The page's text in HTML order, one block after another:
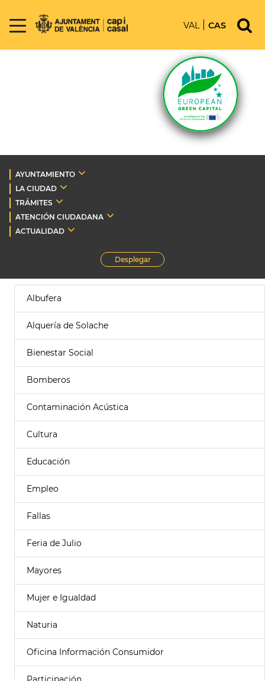
VAL CAS
AYUNTAMIENTO
LA CIUDAD
TRÁMITES
ATENCIÓN CIUDADANA
ACTUALIDAD
Desplegar
Albufera
Alquería de Solache
Bienestar Social
Bomberos
Contaminación Acústica
Cultura
Educación
Empleo
Fallas
Feria de Julio
Mayores
Mujer e Igualdad
Naturia
Oficina Información Consumidor